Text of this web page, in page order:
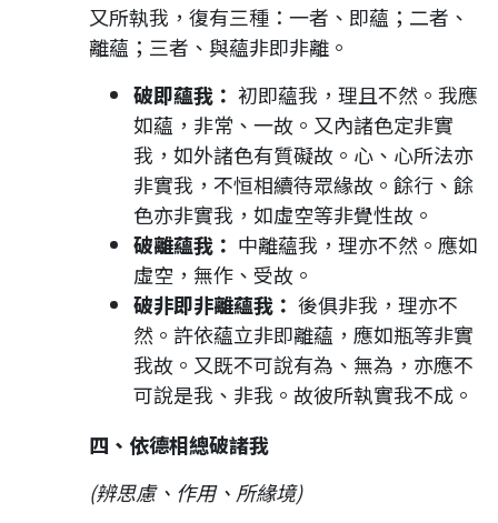
又所執我，復有三種：一者、即蘊；二者、
離蘊；三者、與蘊非即非離。
破即蘊我： 初即蘊我，理且不然。我應
如蘊，非常、一故。又內諸色定非實
我，如外諸色有質礙故。心、心所法亦
非實我，不恒相續待眾緣故。餘行、餘
色亦非實我，如虛空等非覺性故。
破離蘊我： 中離蘊我，理亦不然。應如
虛空，無作、受故。
破非即非離蘊我： 後俱非我，理亦不
然。許依蘊立非即離蘊，應如瓶等非實
我故。又既不可說有為、無為，亦應不
可說是我、非我。故彼所執實我不成。
四、依德相總破諸我
(辨思慮、作用、所緣境)